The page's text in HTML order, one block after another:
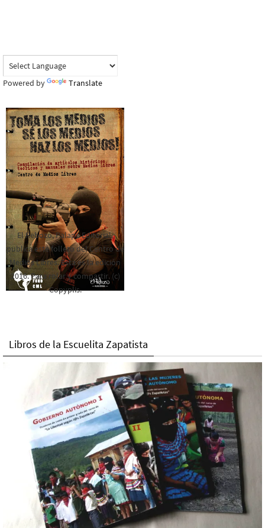
Powered by Translate
El Rebozo, Palapa Editorial,
publica este folleto del Centro de
Medios Libres. Esta es la edición
2016. Para rolar y compartir. (c)
Copyplis.
Libros de la Escuelita Zapatista